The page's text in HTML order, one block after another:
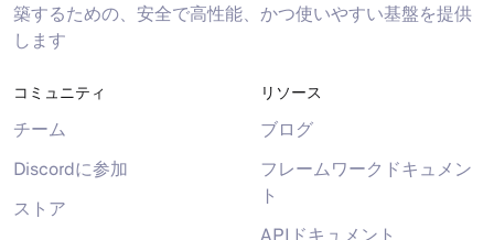
築するための、安全で高性能、かつ使いやすい基盤を提供
します
コミュニティ
チーム
Discordに参加
ストア
リソース
ブログ
フレームワークドキュメン
ト
APIドキュメント